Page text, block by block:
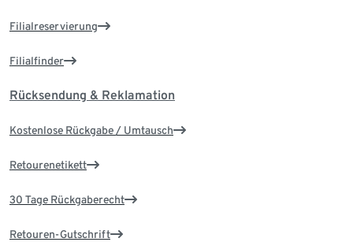
Filialreservierung
Filialfinder
Rücksendung & Reklamation
Kostenlose Rückgabe / Umtausch
Retourenetikett
30 Tage Rückgaberecht
Retouren-Gutschrift